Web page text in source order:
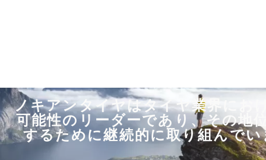
ノキアンタイヤはタイヤ業界にお
可能性のリーダーであり、その地
するために継続的に取り組んでい